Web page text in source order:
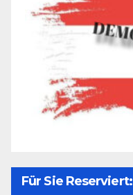
Für Sie Reserviert: